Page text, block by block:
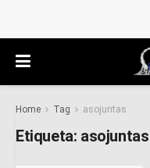
Home Tag asojuntas
Etiqueta: asojuntas